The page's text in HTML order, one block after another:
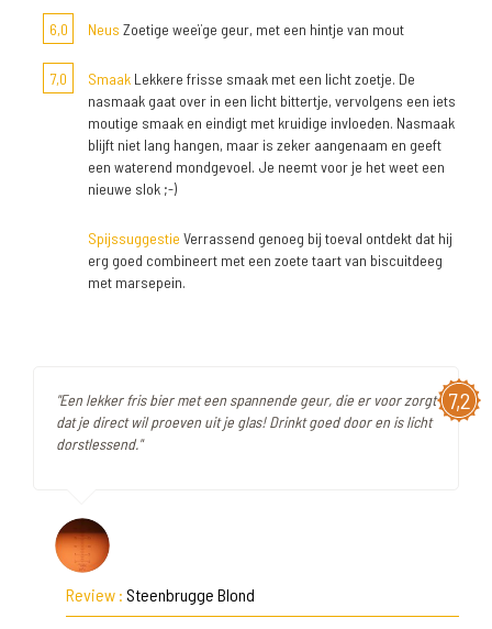
6,0 Neus Zoetige weeïge geur, met een hintje van mout
7,0 Smaak Lekkere frisse smaak met een licht zoetje. De
nasmaak gaat over in een licht bittertje, vervolgens een iets
moutige smaak en eindigt met kruidige invloeden. Nasmaak
blijft niet lang hangen, maar is zeker aangenaam en geeft
een waterend mondgevoel. Je neemt voor je het weet een
nieuwe slok ;-)
Spijssuggestie Verrassend genoeg bij toeval ontdekt dat hij
erg goed combineert met een zoete taart van biscuitdeeg
met marsepein.
7,2
"Een lekker fris bier met een spannende geur, die er voor zorgt
dat je direct wil proeven uit je glas! Drinkt goed door en is licht
dorstlessend."
Review : Steenbrugge Blond